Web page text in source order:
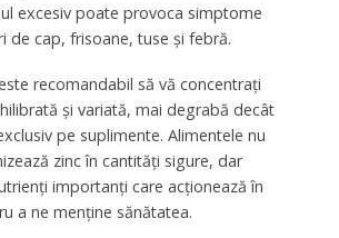
excesiv poate provoca simptome
de cap, frisoane, tuse și febră.
recomandabil să vă concentrați
și variată, mai degrabă decât
pe suplimente. Alimentele nu
zinc în cantități sigure, dar
importanți care acționează în
a ne menține sănătatea.